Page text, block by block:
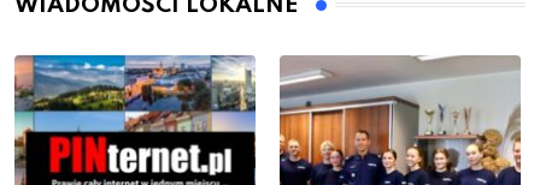
WIADOMOŚCI LOKALNE